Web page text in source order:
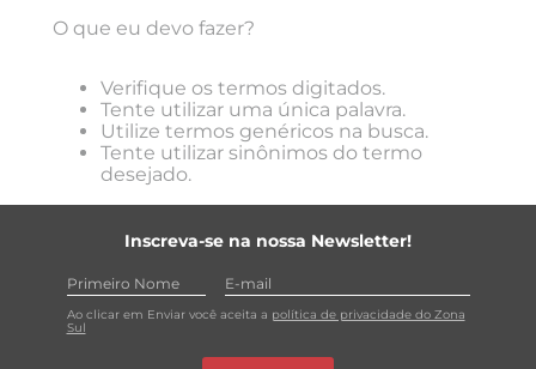
O que eu devo fazer?
Verifique os termos digitados.
Tente utilizar uma única palavra.
Utilize termos genéricos na busca.
Tente utilizar sinônimos do termo
desejado.
Inscreva-se na nossa Newsletter!
Ao clicar em Enviar você aceita a política de privacidade do Zona
Sul